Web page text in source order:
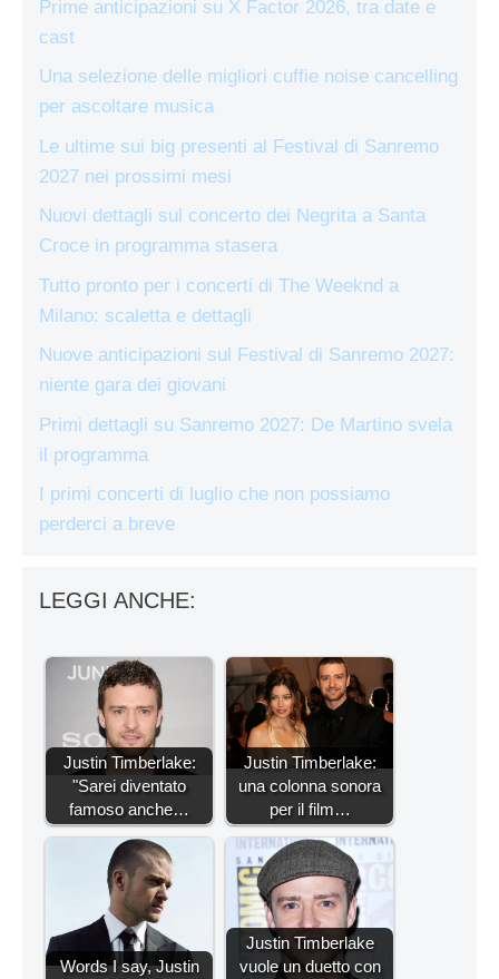
Prime anticipazioni su X Factor 2026, tra date e
cast
Una selezione delle migliori cuffie noise cancelling
per ascoltare musica
Le ultime sui big presenti al Festival di Sanremo
2027 nei prossimi mesi
Nuovi dettagli sul concerto dei Negrita a Santa
Croce in programma stasera
Tutto pronto per i concerti di The Weeknd a
Milano: scaletta e dettagli
Nuove anticipazioni sul Festival di Sanremo 2027:
niente gara dei giovani
Primi dettagli su Sanremo 2027: De Martino svela
il programma
I primi concerti di luglio che non possiamo
perderci a breve
LEGGI ANCHE:
Justin Timberlake:
"Sarei diventato
famoso anche…
Justin Timberlake:
una colonna sonora
per il film…
Words I say, Justin
Justin Timberlake
vuole un duetto con